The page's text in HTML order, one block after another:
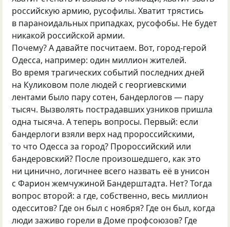
российскую армию, русофилы. Хватит трястись
в параноидальных припадках, русофобы. Не будет
никакой российской армии.
Почему? А давайте посчитаем. Вот, город-герой
Одесса, например: один миллион жителей.
Во время трагических событий последних дней
на Куликовом поле людей с георгиевскими
лентами было пару сотен, бандерлогов — пару
тысяч. Вызволять пострадавших узников пришла
одна тысяча. А теперь вопросы. Первый: если
бандерлоги взяли верх над пророссийскими,
то что Одесса за город? Пророссийский или
бандеровский? После произошедшего, как это
ни цинично, логичнее всего назвать её в унисон
с Фарион жемчужиной Бандерштадта. Нет? Тогда
вопрос второй: а где, собственно, весь миллион
одесситов? Где он был с ноября? Где он был, когда
люди заживо горели в Доме профсоюзов? Где